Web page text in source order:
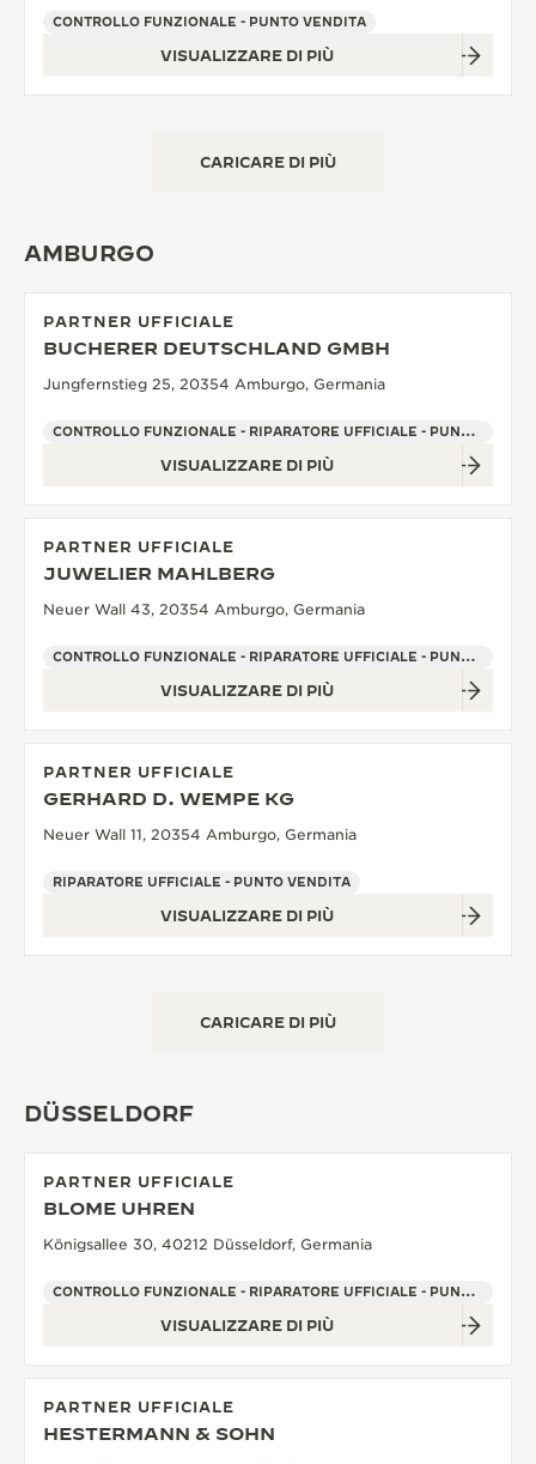
CONTROLLO FUNZIONALE - PUNTO VENDITA
VISUALIZZARE DI PIÙ
CARICARE DI PIÙ
AMBURGO
PARTNER UFFICIALE
BUCHERER DEUTSCHLAND GMBH
Jungfernstieg 25, 20354 Amburgo, Germania
CONTROLLO FUNZIONALE - RIPARATORE UFFICIALE - PUNTO VENDITA
VISUALIZZARE DI PIÙ
PARTNER UFFICIALE
JUWELIER MAHLBERG
Neuer Wall 43, 20354 Amburgo, Germania
CONTROLLO FUNZIONALE - RIPARATORE UFFICIALE - PUNTO VENDITA
VISUALIZZARE DI PIÙ
PARTNER UFFICIALE
GERHARD D. WEMPE KG
Neuer Wall 11, 20354 Amburgo, Germania
RIPARATORE UFFICIALE - PUNTO VENDITA
VISUALIZZARE DI PIÙ
CARICARE DI PIÙ
DÜSSELDORF
PARTNER UFFICIALE
BLOME UHREN
Königsallee 30, 40212 Düsseldorf, Germania
CONTROLLO FUNZIONALE - RIPARATORE UFFICIALE - PUNTO VENDITA
VISUALIZZARE DI PIÙ
PARTNER UFFICIALE
HESTERMANN & SOHN